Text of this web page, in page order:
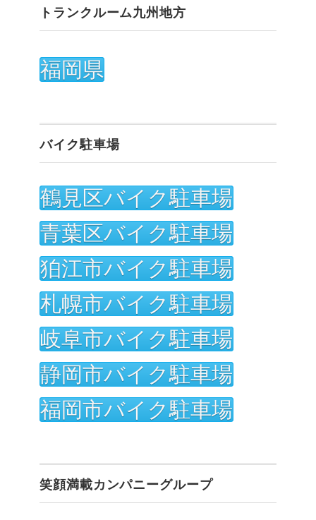
トランクルーム九州地方
福岡県
バイク駐車場
鶴見区バイク駐車場
青葉区バイク駐車場
狛江市バイク駐車場
札幌市バイク駐車場
岐阜市バイク駐車場
静岡市バイク駐車場
福岡市バイク駐車場
笑顔満載カンパニーグループ